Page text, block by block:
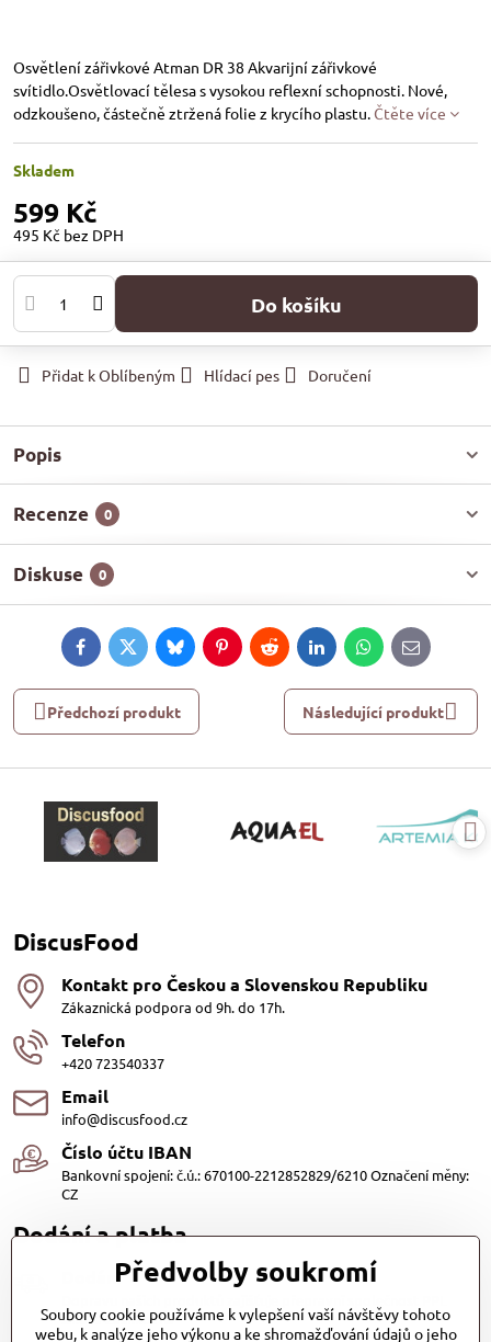
Osvětlení zářivkové Atman DR 38 Akvarijní zářivkové
svítidlo.Osvětlovací tělesa s vysokou reflexní schopnosti. Nové,
odzkoušeno, částečně ztržená folie z krycího plastu.Čtěte více
Skladem
599 Kč
495 Kč bez DPH
Do košíku
Přidat k Oblíbeným Hlídací pes Doručení
Popis
Recenze 0
Diskuse 0
FacebookTwitterBlueskyPinterestRedditLinkedInWhatsApp
E-
mail
Předchozí produkt Následující produkt
DiscusFood
Kontakt pro Českou a Slovenskou Republiku
Zákaznická podpora od 9h. do 17h.
Telefon
+420 723540337
Email
info@discusfood.cz
Číslo účtu IBAN
Bankovní spojení: č.ú.: 670100-2212852829/6210 Označení měny:
CZ
Dodání a platba
Dodání
s.r.o. a Zásilkovna
Předvolby soukromí
Soubory cookie používáme k vylepšení vaší návštěvy tohoto
webu, k analýze jeho výkonu a ke shromažďování údajů o jeho